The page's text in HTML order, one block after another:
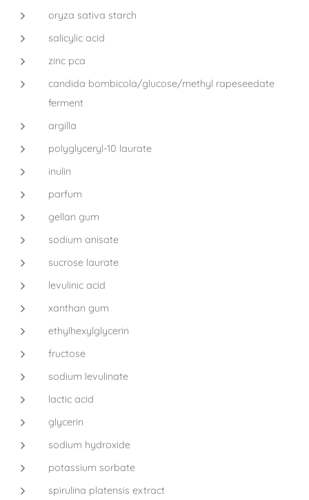
oryza sativa starch
salicylic acid
zinc pca
candida bombicola/glucose/methyl rapeseedate
ferment
argilla
polyglyceryl-10 laurate
inulin
parfum
gellan gum
sodium anisate
sucrose laurate
levulinic acid
xanthan gum
ethylhexylglycerin
fructose
sodium levulinate
lactic acid
glycerin
sodium hydroxide
potassium sorbate
spirulina platensis extract